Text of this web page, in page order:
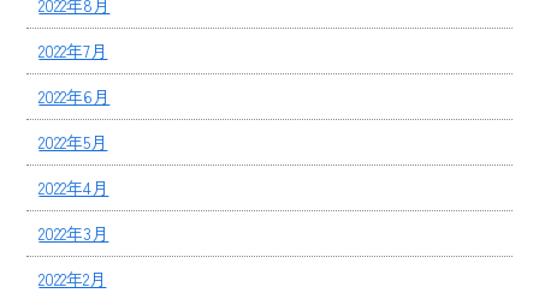
2022年8月
2022年7月
2022年6月
2022年5月
2022年4月
2022年3月
2022年2月